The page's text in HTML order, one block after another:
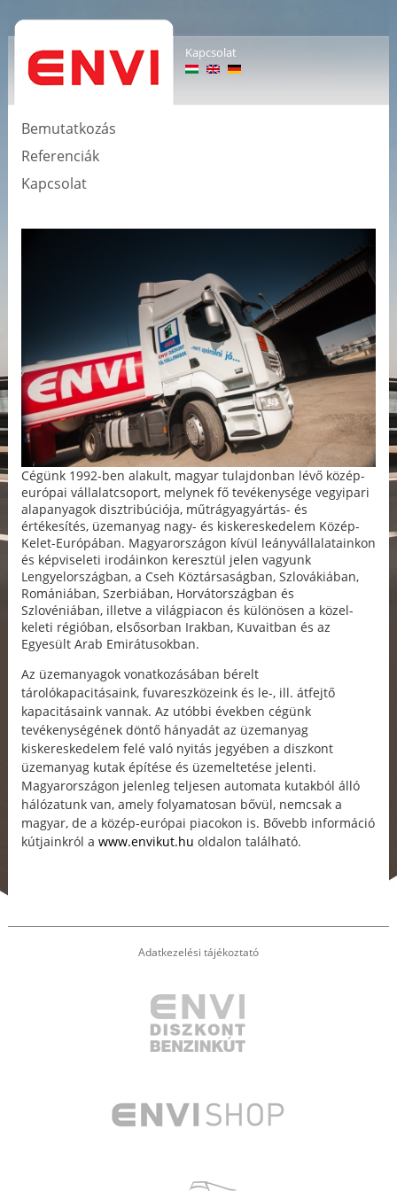
Kapcsolat
Bemutatkozás
Referenciák
Kapcsolat
Cégünk 1992-ben alakult, magyar tulajdonban lévő közép-
európai vállalatcsoport, melynek fő tevékenysége vegyipari
alapanyagok disztribúciója, műtrágyagyártás- és
értékesítés, üzemanyag nagy- és kiskereskedelem Közép-
Kelet-Európában. Magyarországon kívül leányvállalatainkon
és képviseleti irodáinkon keresztül jelen vagyunk
Lengyelországban, a Cseh Köztársaságban, Szlovákiában,
Romániában, Szerbiában, Horvátországban és
Szlovéniában, illetve a világpiacon és különösen a közel-
keleti régióban, elsősorban Irakban, Kuvaitban és az
Egyesült Arab Emirátusokban.
Az üzemanyagok vonatkozásában bérelt
tárolókapacitásaink, fuvareszközeink és le-, ill. átfejtő
kapacitásaink vannak. Az utóbbi években cégünk
tevékenységének döntő hányadát az üzemanyag
kiskereskedelem felé való nyitás jegyében a diszkont
üzemanyag kutak építése és üzemeltetése jelenti.
Magyarországon jelenleg teljesen automata kutakból álló
hálózatunk van, amely folyamatosan bővül, nemcsak a
magyar, de a közép-európai piacokon is. Bővebb információ
kútjainkról a www.envikut.hu oldalon található.
Adatkezelési tájékoztató